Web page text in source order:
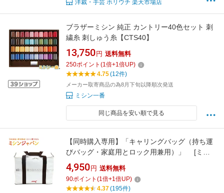
洋裁・手芸 ホリウチ 楽天市場店
ブラザーミシン 純正 カントリー40色セット 刺
繍糸 刺しゅう糸【CTS40】
13,750 円 送料無料
250ポイント (1倍+1倍UP)
4.75(12件)
メーカー取寄商品の為8月下旬以降順次発送
ミシン一番
同じ商品を安い順で見る
【同時購入専用】「キャリングバッグ（持ち運
びバッグ・家庭用とロック用兼用）」 [ミシ
ンオプション]
4,950 円 送料無料
90ポイント (1倍+1倍UP)
4.37(195件)